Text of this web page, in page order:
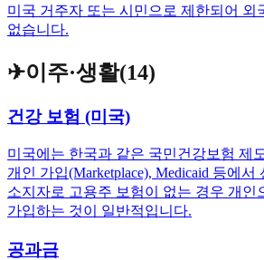
미국 거주자 또는 시민으로 제한되어 외
없습니다.
✈이주·생활(14)
건강 보험 (미국)
미국에는 한국과 같은 국민건강보험 제
개인 가입(Marketplace), Medicaid 등에
소지자로 고용주 보험이 없는 경우 개인
가입하는 것이 일반적입니다.
공과금